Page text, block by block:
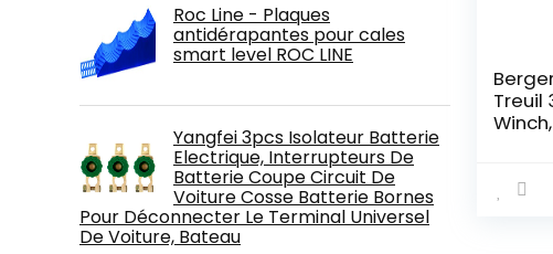
Roc Line - Plaques
antidérapantes pour cales
smart level ROC LINE
Yangfei 3pcs Isolateur Batterie
Electrique, Interrupteurs De
Batterie Coupe Circuit De
Voiture Cosse Batterie Bornes
Pour Déconnecter Le Terminal Universel
De Voiture, Bateau
Treuil